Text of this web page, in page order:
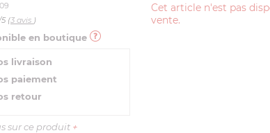
Cet article n'est pas
vente.
(3 avis )
en boutique
livraison
paiement
retour
sur ce produit +